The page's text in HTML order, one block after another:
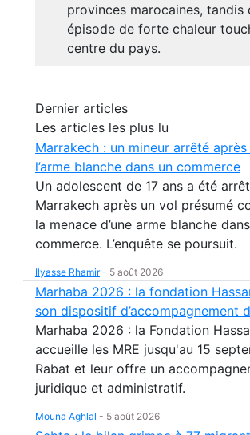
provinces marocaines, tandis
épisode de forte chaleur
centre du pays.
Dernier articles
Les articles les plus lu
Marrakech : un mineur arrêté
l’arme blanche dans un commerce
Un adolescent de 17 ans a été
Marrakech après un vol présumé
la menace d’une arme blanche
commerce. L’enquête se poursuit.
Ilyasse Rhamir- 5 août 2026
Marhaba 2026 : la fondation
son dispositif d’accompagnement
Marhaba 2026 : la Fondation
accueille les MRE jusqu'au 15
Rabat et leur offre un
juridique et administratif.
Mouna Aghlal - 5 août 2026